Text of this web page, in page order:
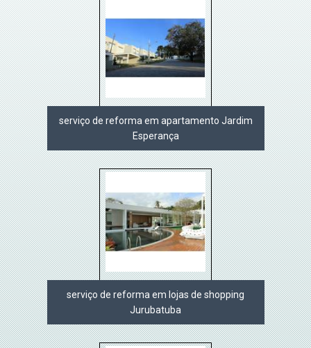
serviço de reforma em apartamento Jardim
Esperança
serviço de reforma em lojas de shopping
Jurubatuba